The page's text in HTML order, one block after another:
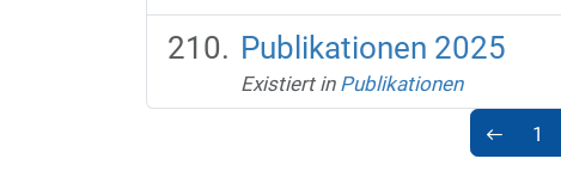
Publikationen 2025
Existiert in Publikationen
1